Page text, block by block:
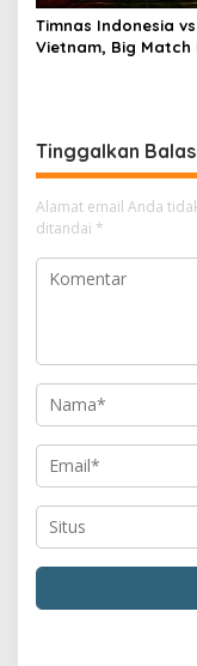
Timnas Indonesia vs
Vietnam, Big Match
Tinggalkan
Alamat email Anda
ditandai *